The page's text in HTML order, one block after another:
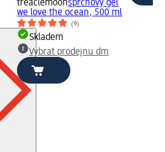
treaclemoonsprchový gel
we love the ocean, 500 ml
(9)
Skladem
Vybrat prodejnu dm